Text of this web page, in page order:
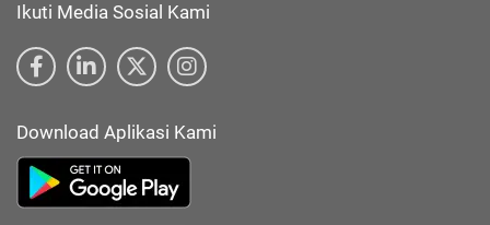
Ikuti Media Sosial Kami
Download Aplikasi Kami